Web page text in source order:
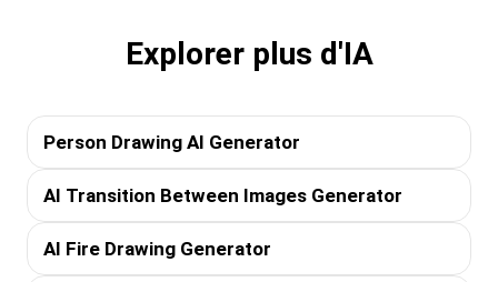
Explorer plus d'IA
Person Drawing AI Generator
AI Transition Between Images Generator
AI Fire Drawing Generator